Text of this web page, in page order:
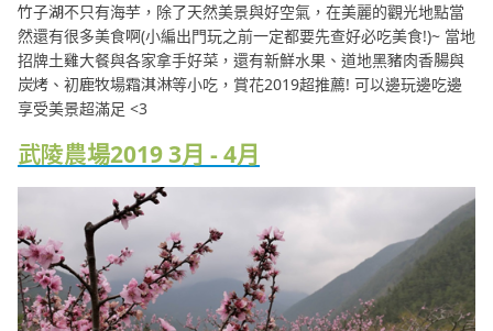
竹子湖不只有海芋，除了天然美景與好空氣，在美麗的觀光地點當
然還有很多美食啊(小編出門玩之前一定都要先查好必吃美食!)~ 當地
招牌土雞大餐與各家拿手好菜，還有新鮮水果、道地黑豬肉香腸與
炭烤、初鹿牧場霜淇淋等小吃，賞花2019超推薦! 可以邊玩邊吃邊
享受美景超滿足 <3
武陵農場2019 3月 - 4月